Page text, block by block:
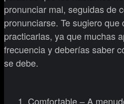
pronunciar mal, seguidas de
pronunciarse. Te sugiero
practicarlas, ya que muchas
frecuencia y deberías saber
se debe.
Comfortable – A